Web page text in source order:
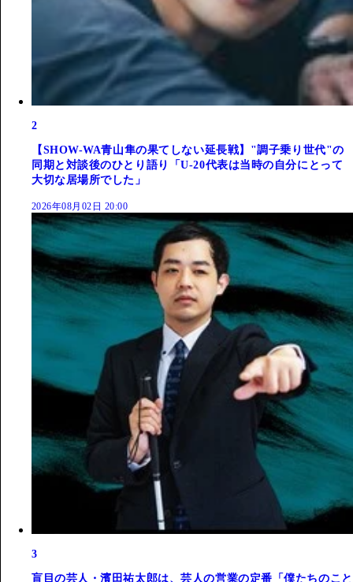
2
【SHOW-WA青山隼の果てしない延長戦】"調子乗り世代"の
同期と対談後のひとり語り「U-20代表は当時の自分にとって
大切な居場所でした」
2026年08月02日 20:00
3
盲目の芸人・濱田祐太郎は、芸人の営業の定番「僕たちのこと